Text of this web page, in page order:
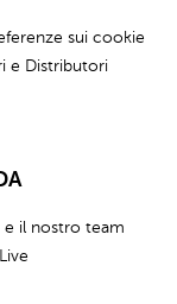
sui cookie
e Distributori
e il nostro team